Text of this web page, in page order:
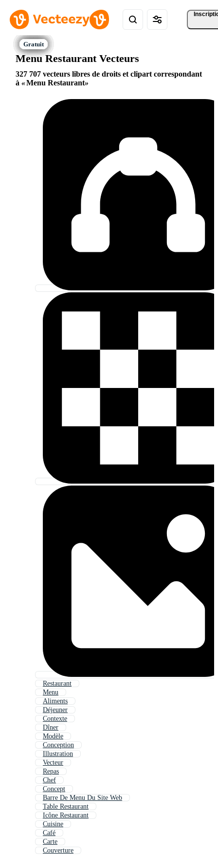
Menu Restaurant Vecteurs
327 707 vecteurs libres de droits et clipart correspondant
à
Menu Restaurant
Restaurant
Menu
Aliments
Déjeuner
Contexte
Dîner
Modèle
Conception
Illustration
Vecteur
Repas
Chef
Concept
Barre De Menu Du Site Web
Table Restaurant
Icône Restaurant
Cuisine
Café
Carte
Couverture